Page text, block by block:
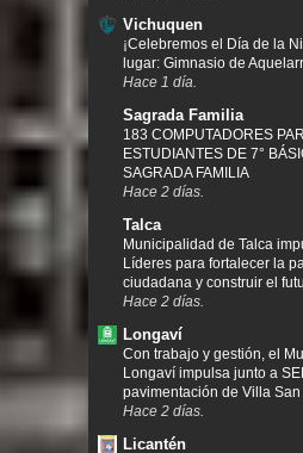
Vichuquen
¡Celebremos el Día de la
lugar: Gimnasio de
Hace 1 día.
Sagrada Familia
183 COMPUTADORES
ESTUDIANTES DE 7°
SAGRADA FAMILIA
Hace 2 días.
Talca
Municipalidad de Talca
Líderes para fortalecer la
ciudadana y construir el
Hace 2 días.
Longaví
Con trabajo y gestión, el
Longaví impulsa junto a
pavimentación de Villa
Hace 2 días.
Licantén